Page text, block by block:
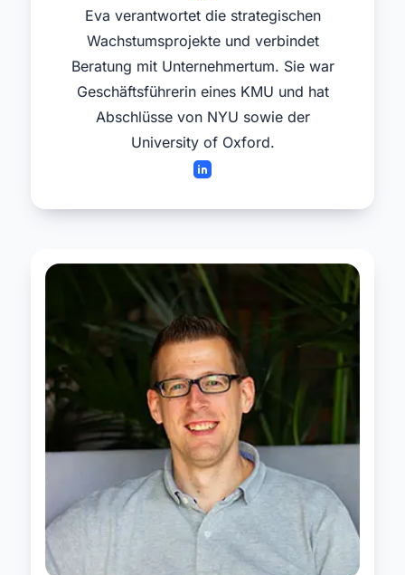
Eva verantwortet die strategischen
Wachstumsprojekte und verbindet
Beratung mit Unternehmertum. Sie war
Geschäftsführerin eines KMU und hat
Abschlüsse von NYU sowie der
University of Oxford.